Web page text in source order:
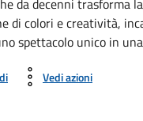
da decenni trasforma
di colori e creatività,
spettacolo unico in
Vedi azioni